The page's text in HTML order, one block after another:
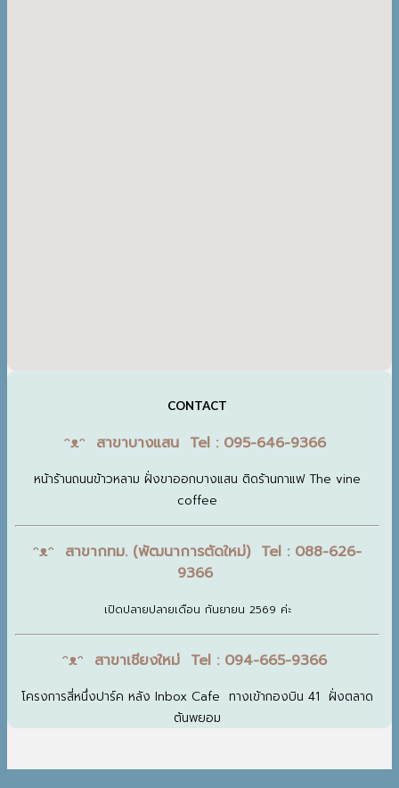
CONTACT
ᵔᴥᵔ สาขาบางแสน Tel : 095-646-9366
หน้าร้านถนนข้าวหลาม ฝั่งขาออกบางแสน ติดร้านกาแฟ The vine
coffee
ᵔᴥᵔ สาขากทม. (พัฒนาการตัดใหม่) Tel : 088-626-
9366
เปิดปลายปลายเดือน กันยายน 2569 ค่ะ
ᵔᴥᵔ สาขาเชียงใหม่ Tel : 094-665-9366
โครงการสี่หนึ่งปาร์ค หลัง Inbox Cafe ทางเข้ากองบิน 41 ฝั่งตลาด
ต้นพยอม